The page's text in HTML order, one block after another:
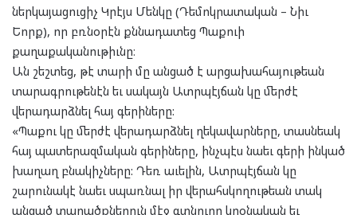
ներկայացուցիչ Կրէյս Մենկը (Դեմոկրատական – Նիւ
Եորք), որ բռնօրէն քննադատեց Պաքուի
քաղաքականութիւնը։
Ան շեշտեց, թէ տարի մը անցած է արցախահայութեան
տարագրութենէն եւ սակայն Ատրպէյճան կը մերժէ
վերադարձնել հայ գերիները:
«Պաքու կը մերժէ վերադարձնել ղեկավարները, տասնեակ
հայ պատերազմական գերիները, ինչպէս նաեւ գերի ինկած
խաղաղ բնակիչները: Դեռ աւելին, Ատրպէյճան կը
շարունակէ նաեւ սպառնալ իր վերահսկողութեան տակ
անցած տարածքներուն մէջ գտնուող կրօնական եւ